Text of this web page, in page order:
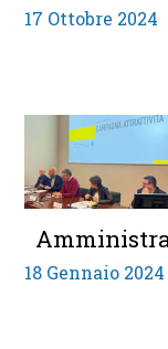
17 Ottobre 2024
18 Gennaio 2024